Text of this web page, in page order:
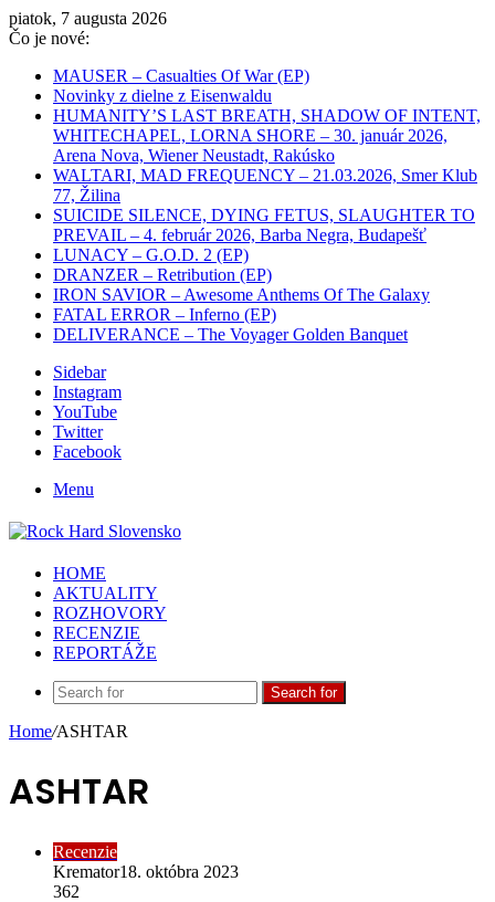
piatok, 7 augusta 2026
Čo je nové:
MAUSER – Casualties Of War (EP)
Novinky z dielne z Eisenwaldu
HUMANITY’S LAST BREATH, SHADOW OF INTENT,
WHITECHAPEL, LORNA SHORE – 30. január 2026,
Arena Nova, Wiener Neustadt, Rakúsko
WALTARI, MAD FREQUENCY – 21.03.2026, Smer Klub
77, Žilina
SUICIDE SILENCE, DYING FETUS, SLAUGHTER TO
PREVAIL – 4. február 2026, Barba Negra, Budapešť
LUNACY – G.O.D. 2 (EP)
DRANZER – Retribution (EP)
IRON SAVIOR – Awesome Anthems Of The Galaxy
FATAL ERROR – Inferno (EP)
DELIVERANCE – The Voyager Golden Banquet
Sidebar
Instagram
YouTube
Twitter
Facebook
Menu
HOME
AKTUALITY
ROZHOVORY
RECENZIE
REPORTÁŽE
Search for
Home/ASHTAR
ASHTAR
Recenzie
Kremator18. októbra 2023
362